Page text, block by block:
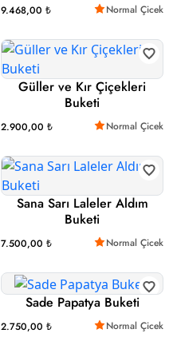
9.468,00 ₺ Normal Çicek
Güller ve Kır Çiçekleri
Buketi
2.900,00 ₺ Normal Çicek
Sana Sarı Laleler Aldım
Buketi
7.500,00 ₺ Normal Çicek
Sade Papatya Buketi
2.750,00 ₺ Normal Çicek